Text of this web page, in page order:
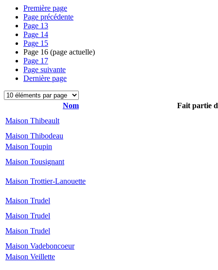
Première page
Page précédente
Page 13
Page 14
Page 15
Page 16 (page actuelle)
Page 17
Page suivante
Dernière page
Nom
Fait partie
Maison Thibeault
Maison Thibodeau
Maison Toupin
Maison Tousignant
Maison Trottier-Lanouette
Maison Trudel
Maison Trudel
Maison Trudel
Maison Vadeboncoeur
Maison Veillette